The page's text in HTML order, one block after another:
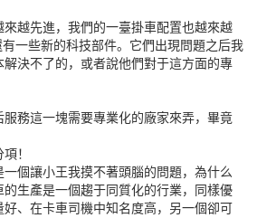
越先進，我們的一臺掛車配置也越來越
一些新的科技部件。它們出現問題之后我
決不了的，或者說他們對于這方面的專
務這一塊需要專業化的廠家來弄，畢竟
！
個讓小王我摸不著頭腦的問題，為什么
生產是一個趨于同質化的行業，同樣優
、在卡車司機中知名度高，另一個卻可